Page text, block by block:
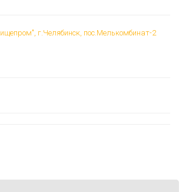
г.Челябинск, пос.Мелькомбинат-2